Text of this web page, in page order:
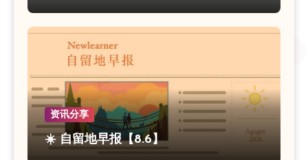
资讯分享
☀️ 自留地早报【8.6】